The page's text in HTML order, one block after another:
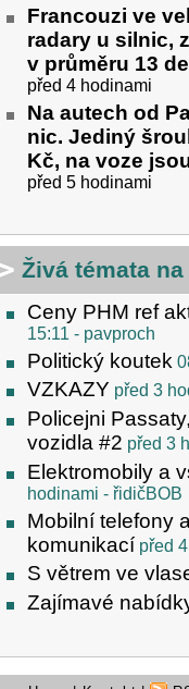
Francouzi ve
radary u silnic,
v průměru 13
před 4 hodinami
Na autech od
nic. Jediný
Kč, na voze
před 5 hodinami
Živá témata
Ceny PHM ref
15:11 - pavproch
Politický koutek
VZKAZY před 3
Policejni
vozidla #2 před 3
Elektromobily a
hodinami - řidičBOB
Mobilní telefony
komunikací před
S větrem ve
Zajímavé